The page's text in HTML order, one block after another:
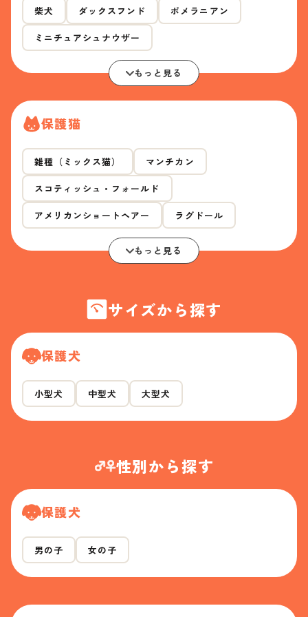
柴犬 ダックスフンド ポメラニアン
ミニチュアシュナウザー
もっと見る
保護猫
雑種（ミックス猫） マンチカン
スコティッシュ・フォールド
アメリカンショートヘアー ラグドール
もっと見る
サイズから探す
保護犬
小型犬 中型犬 大型犬
性別から探す
保護犬
男の子 女の子